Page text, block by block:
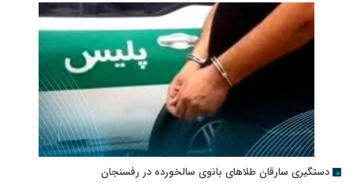
دستگیری سارقان طلاهای بانوی سالخورده در رفسنجان